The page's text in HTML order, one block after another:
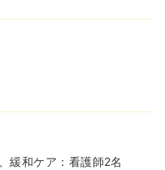
緩和ケア：看護師2名